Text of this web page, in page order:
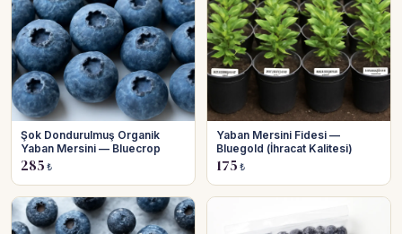
Şok Dondurulmuş Organik
Yaban Mersini — Bluecrop
285 ₺
Yaban Mersini Fidesi —
Bluegold (İhracat Kalitesi)
175 ₺